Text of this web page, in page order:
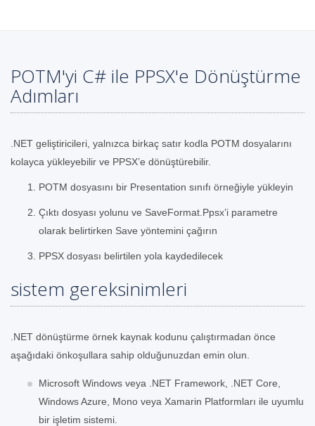
POTM'yi C# ile PPSX'e Dönüştürme
Adımları
.NET geliştiricileri, yalnızca birkaç satır kodla POTM dosyalarını
kolayca yükleyebilir ve PPSX’e dönüştürebilir.
POTM dosyasını bir Presentation sınıfı örneğiyle yükleyin
Çıktı dosyası yolunu ve SaveFormat.Ppsx’i parametre
olarak belirtirken Save yöntemini çağırın
PPSX dosyası belirtilen yola kaydedilecek
sistem gereksinimleri
.NET dönüştürme örnek kaynak kodunu çalıştırmadan önce
aşağıdaki önkoşullara sahip olduğunuzdan emin olun.
Microsoft Windows veya .NET Framework, .NET Core,
Windows Azure, Mono veya Xamarin Platformları ile uyumlu
bir işletim sistemi.